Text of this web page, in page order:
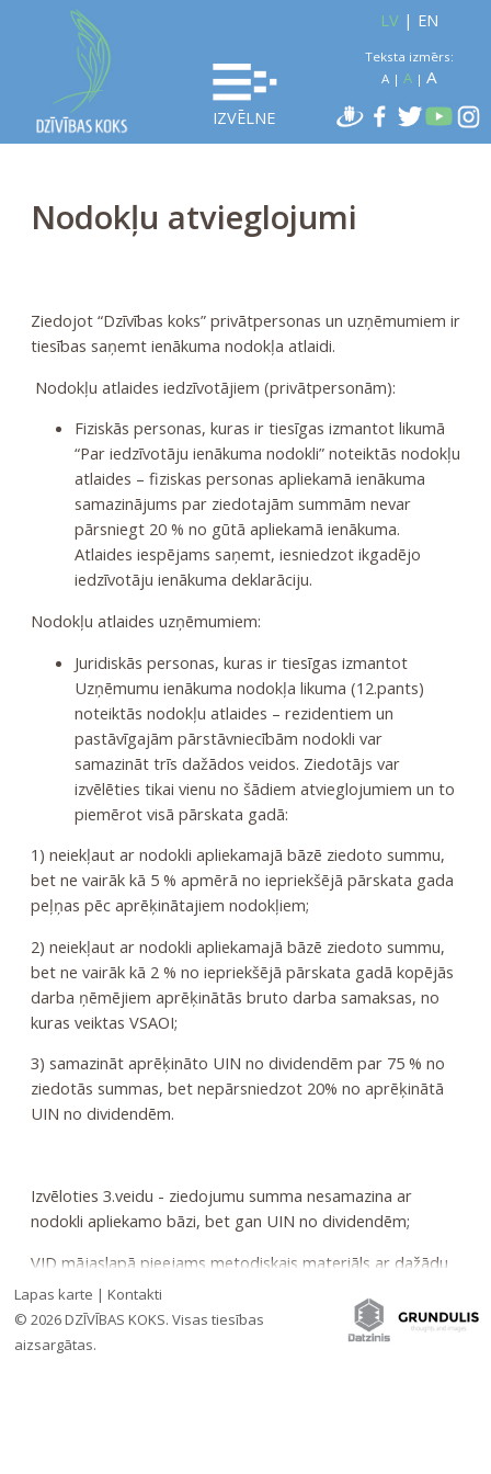
IZVĒLNE
LV| EN
Teksta izmērs:
A| A| A
Nodokļu atvieglojumi
Ziedojot “Dzīvības koks” privātpersonas un uzņēmumiem ir
tiesības saņemt ienākuma nodokļa atlaidi.
Nodokļu atlaides iedzīvotājiem (privātpersonām):
Fiziskās personas, kuras ir tiesīgas izmantot likumā
“Par iedzīvotāju ienākuma nodokli” noteiktās nodokļu
atlaides – fiziskas personas apliekamā ienākuma
samazinājums par ziedotajām summām nevar
pārsniegt 20 % no gūtā apliekamā ienākuma.
Atlaides iespējams saņemt, iesniedzot ikgadējo
iedzīvotāju ienākuma deklarāciju.
Nodokļu atlaides uzņēmumiem:
Juridiskās personas, kuras ir tiesīgas izmantot
Uzņēmumu ienākuma nodokļa likuma (12.pants)
noteiktās nodokļu atlaides – rezidentiem un
pastāvīgajām pārstāvniecībām nodokli var
samazināt trīs dažādos veidos. Ziedotājs var
izvēlēties tikai vienu no šādiem atvieglojumiem un to
piemērot visā pārskata gadā:
1) neiekļaut ar nodokli apliekamajā bāzē ziedoto summu,
bet ne vairāk kā 5 % apmērā no iepriekšējā pārskata gada
peļņas pēc aprēķinātajiem nodokļiem;
2) neiekļaut ar nodokli apliekamajā bāzē ziedoto summu,
bet ne vairāk kā 2 % no iepriekšējā pārskata gadā kopējās
darba ņēmējiem aprēķinātās bruto darba samaksas, no
kuras veiktas VSAOI;
3) samazināt aprēķināto UIN no dividendēm par 75 % no
ziedotās summas, bet nepārsniedzot 20% no aprēķinātā
UIN no dividendēm.
Izvēloties 3.veidu - ziedojumu summa nesamazina ar
nodokli apliekamo bāzi, bet gan UIN no dividendēm;
VID mājaslapā pieejams metodiskais materiāls ar dažādu
situāciju aprakstiem par UIN atvieglojumu piemērošanu,
kā arī gadījumiem, kad atvieglojumus nepiemēro.
Lapas karte | Kontakti
© 2026 DZĪVĪBAS KOKS. Visas tiesības
aizsargātas.